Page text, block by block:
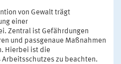
von Gewalt trägt
einer
Zentral ist Gefährdungen
und passgenaue Maßnahmen
Hierbei ist die
zu beachten.